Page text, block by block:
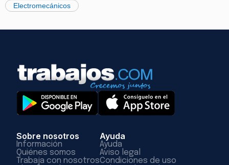
Electromecánicos
Sobre nosotros
Información
Quiénes somos
Trabaja con nosotros
Ayuda
Ayuda
Aviso legal
Condiciones de uso